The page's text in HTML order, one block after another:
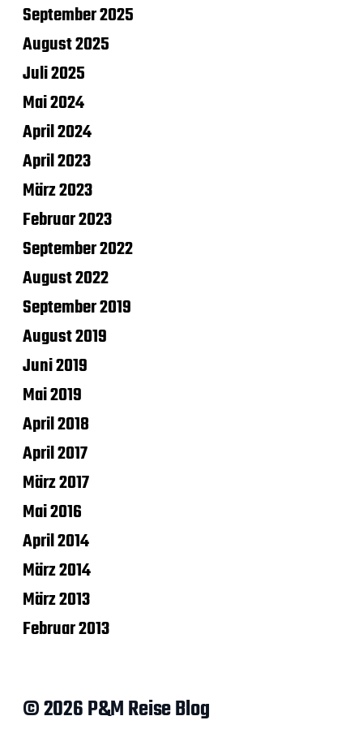
September 2025
August 2025
Juli 2025
Mai 2024
April 2024
April 2023
März 2023
Februar 2023
September 2022
August 2022
September 2019
August 2019
Juni 2019
Mai 2019
April 2018
April 2017
März 2017
Mai 2016
April 2014
März 2014
März 2013
Februar 2013
© 2026 P&M Reise Blog